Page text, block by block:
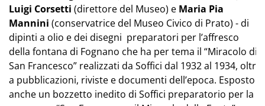
Luigi Corsetti (direttore del Museo) e Maria Pia
Mannini (conservatrice del Museo Civico di Prato) - di
dipinti a olio e dei disegni preparatori per l’affresco
della fontana di Fognano che ha per tema il “Miracolo di
San Francesco” realizzati da Soffici dal 1932 al 1934, oltre
a pubblicazioni, riviste e documenti dell’epoca. Esposto
anche un bozzetto inedito di Soffici preparatorio per la